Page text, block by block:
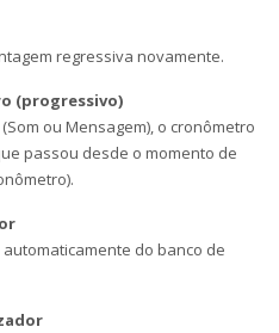
regressiva novamente.
(progressivo)
ou Mensagem), o cronômetro
passou desde o momento de
do banco de